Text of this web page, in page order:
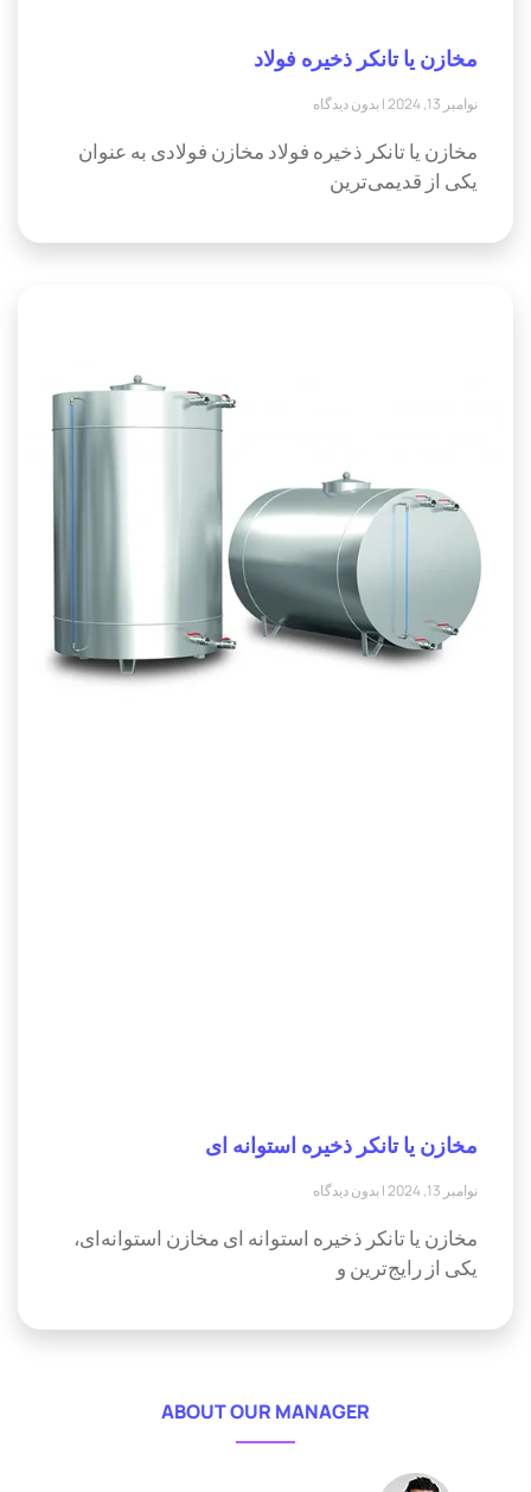
مخازن یا تانکر ذخیره فولاد
نوامبر 13, 2024 بدون دیدگاه
مخازن یا تانکر ذخیره فولاد مخازن فولادی به عنوان
یکی از قدیمی‌ترین
مخازن یا تانکر ذخیره استوانه ای
نوامبر 13, 2024 بدون دیدگاه
مخازن یا تانکر ذخیره استوانه ای مخازن استوانه‌ای،
یکی از رایج‌ترین و
ABOUT OUR MANAGER